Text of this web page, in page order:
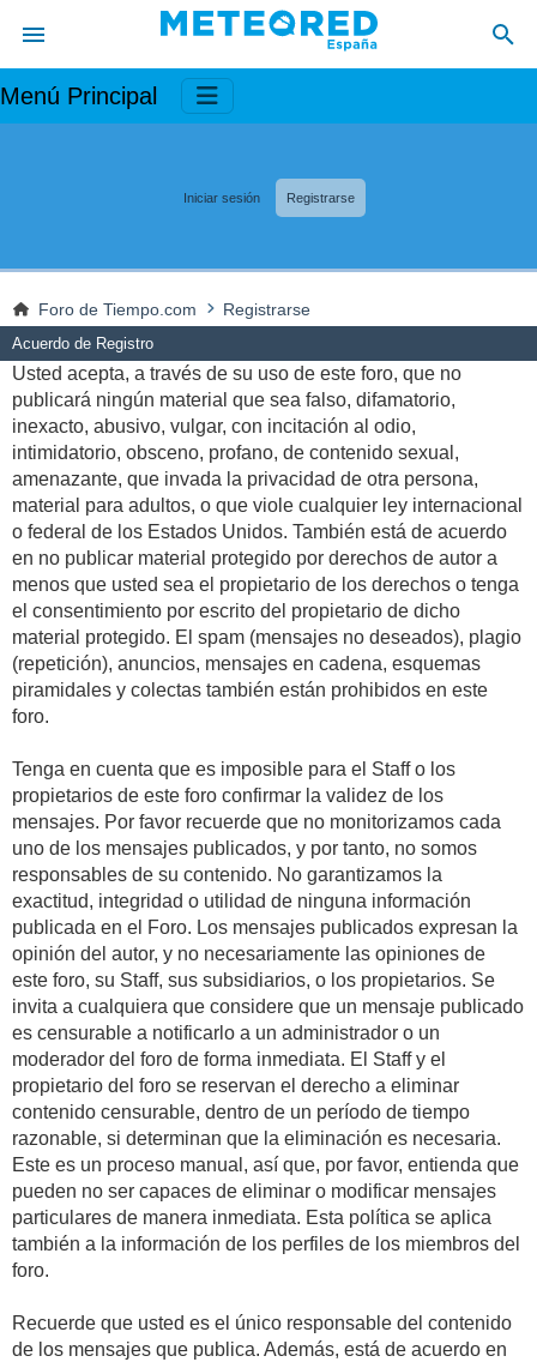
Menú Principal
Iniciar sesión Registrarse
Foro de Tiempo.com Registrarse
Acuerdo de Registro
Usted acepta, a través de su uso de este foro, que no
publicará ningún material que sea falso, difamatorio,
inexacto, abusivo, vulgar, con incitación al odio,
intimidatorio, obsceno, profano, de contenido sexual,
amenazante, que invada la privacidad de otra persona,
material para adultos, o que viole cualquier ley internacional
o federal de los Estados Unidos. También está de acuerdo
en no publicar material protegido por derechos de autor a
menos que usted sea el propietario de los derechos o tenga
el consentimiento por escrito del propietario de dicho
material protegido. El spam (mensajes no deseados), plagio
(repetición), anuncios, mensajes en cadena, esquemas
piramidales y colectas también están prohibidos en este
foro.
Tenga en cuenta que es imposible para el Staff o los
propietarios de este foro confirmar la validez de los
mensajes. Por favor recuerde que no monitorizamos cada
uno de los mensajes publicados, y por tanto, no somos
responsables de su contenido. No garantizamos la
exactitud, integridad o utilidad de ninguna información
publicada en el Foro. Los mensajes publicados expresan la
opinión del autor, y no necesariamente las opiniones de
este foro, su Staff, sus subsidiarios, o los propietarios. Se
invita a cualquiera que considere que un mensaje publicado
es censurable a notificarlo a un administrador o un
moderador del foro de forma inmediata. El Staff y el
propietario del foro se reservan el derecho a eliminar
contenido censurable, dentro de un período de tiempo
razonable, si determinan que la eliminación es necesaria.
Este es un proceso manual, así que, por favor, entienda que
pueden no ser capaces de eliminar o modificar mensajes
particulares de manera inmediata. Esta política se aplica
también a la información de los perfiles de los miembros del
foro.
Recuerde que usted es el único responsable del contenido
de los mensajes que publica. Además, está de acuerdo en